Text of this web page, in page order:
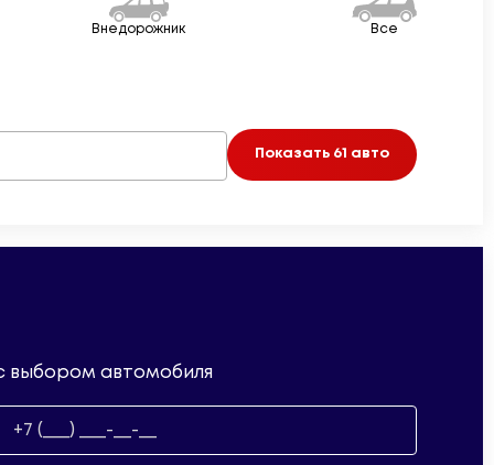
Внедорожник Все
Показать 61 авто
выбором автомобиля